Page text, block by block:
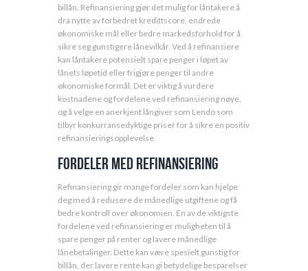
billån. Refinansiering gjør det mulig for låntakere å
dra nytte av forbedret kredittscore, endrede
økonomiske mål eller bedre markedsforhold for å
sikre seg gunstigere lånevilkår. Ved å refinansiere
kan låntakere potensielt spare penger i løpet av
lånets løpetid eller frigjøre penger til andre
økonomiske formål. Det er viktig å vurdere
kostnadene og fordelene ved refinansiering nøye,
og å velge en anerkjent långiver som Lendo som
tilbyr konkurransedyktige priser for å sikre en positiv
refinansieringsopplevelse.
Fordeler med refinansiering
Refinansiering gir mange fordeler som kan hjelpe
deg med å redusere de månedlige utgiftene og få
bedre kontroll over økonomien. En av de viktigste
fordelene ved refinansiering er muligheten til å
spare penger på renter og lavere månedlige
lånebetalinger. Dette kan være spesielt gunstig for
billån, der lavere rente kan gi betydelige besparelser